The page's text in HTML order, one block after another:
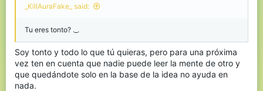
_KillAuraFake_ said:
Tu eres tonto? ._.
Soy tonto y todo lo que tú quieras, pero para una próxima
vez ten en cuenta que nadie puede leer la mente de otro y
que quedándote solo en la base de la idea no ayuda en
nada.